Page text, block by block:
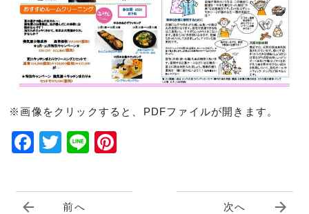
※画像をクリックすると、PDFファイルが開きます。
Facebook
Twitter
Line
前へ 次へ